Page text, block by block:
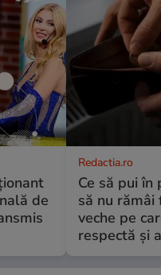
de
Redactia.ro
Ce să pui
să nu rămâi
veche pe
respectă și